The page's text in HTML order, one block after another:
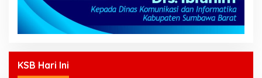
KSB Hari Ini